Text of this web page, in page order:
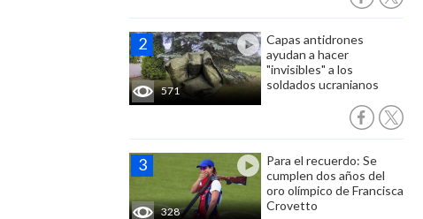
571
Capas antidrones
ayudan a hacer
"invisibles" a los
soldados ucranianos
328
Para el recuerdo: Se
cumplen dos años del
oro olímpico de Francisca
Crovetto